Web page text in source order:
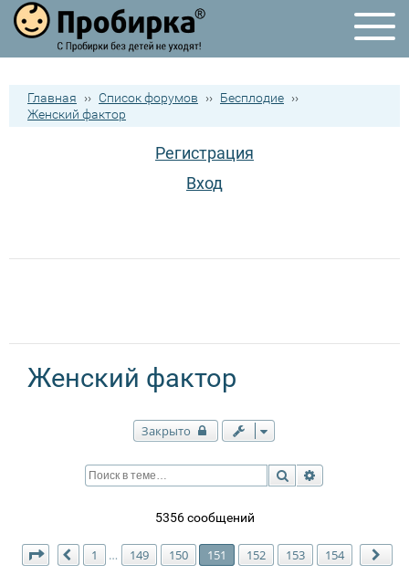
Главная ›› Список форумов ›› Бесплодие ››
Женский фактор
Регистрация
Вход
Женский фактор
Закрыто
Поиск
5356 сообщений
Страница 151 из154
Пред.
1 … 149 150 151 152 153 154